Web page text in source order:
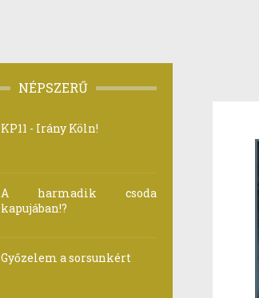
NÉPSZERŰ
KP11 - Irány Köln!
A harmadik csoda
kapujában!?
Győzelem a sorsunkért